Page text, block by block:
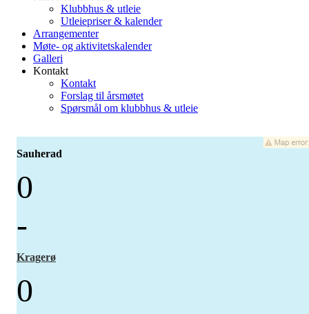
Klubbhus & utleie
Utleiepriser & kalender
Arrangementer
Møte- og aktivitetskalender
Galleri
Kontakt
Kontakt
Forslag til årsmøtet
Spørsmål om klubbhus & utleie
Sauherad
0
-
Kragerø
0